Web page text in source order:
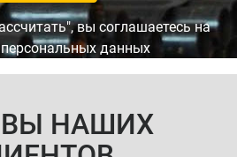
вы соглашаетесь на
данных
НАШИХ